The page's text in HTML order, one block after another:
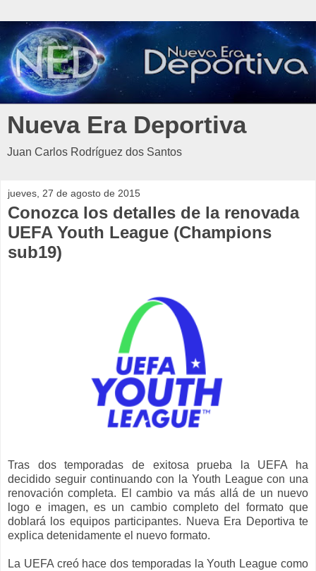
Nueva Era Deportiva
Juan Carlos Rodríguez dos Santos
jueves, 27 de agosto de 2015
Conozca los detalles de la renovada
UEFA Youth League (Champions
sub19)
Tras dos temporadas de exitosa prueba la UEFA ha
decidido seguir continuando con la Youth League con una
renovación completa. El cambio va más allá de un nuevo
logo e imagen, es un cambio completo del formato que
doblará los equipos participantes. Nueva Era Deportiva te
explica detenidamente el nuevo formato.
La UEFA creó hace dos temporadas la Youth League como